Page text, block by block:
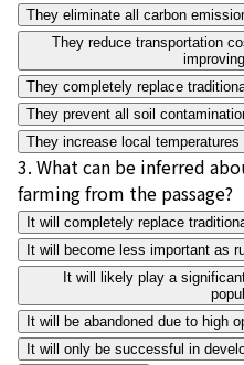
They eliminate all carbon
They reduce transportation
They completely replace
They prevent all soil
They increase local
3. What can be inferred
farming from the passage?
It will completely replace
It will become less important as
It will likely play a
It will be abandoned due to high
It will only be successful in